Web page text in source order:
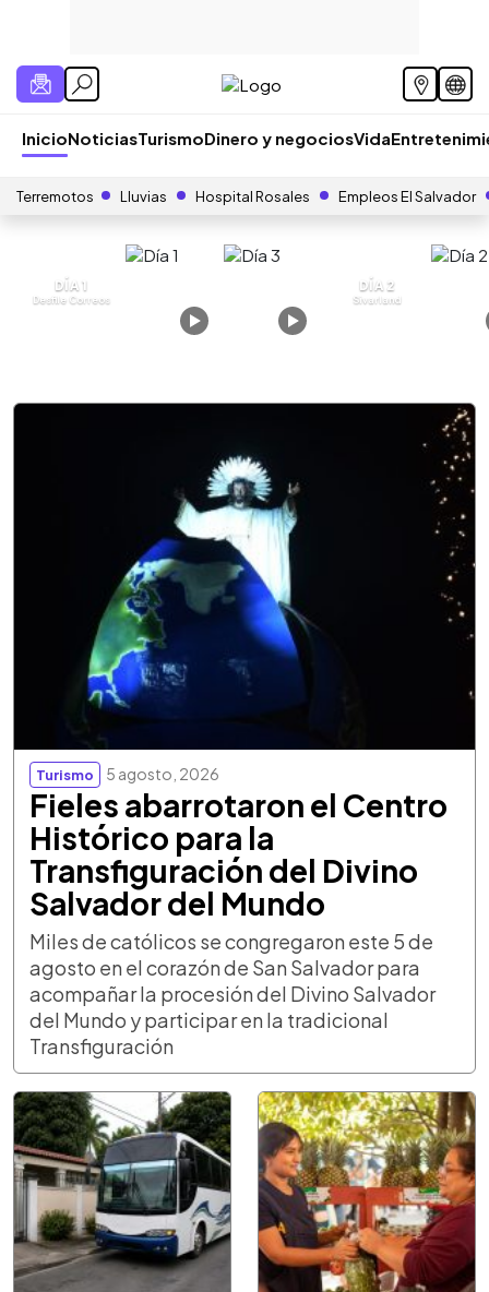
InicioNoticiasTurismoDinero y negociosVida
Terremotos Lluvias Hospital Rosales Empleos El Salvador
DÍA 1
Desfile Correos
DÍA 2
Sivarland
Turismo 5 agosto, 2026
Fieles abarrotaron el Centro
Histórico para la
Transfiguración del Divino
Salvador del Mundo
Miles de católicos se congregaron este 5 de
agosto en el corazón de San Salvador para
acompañar la procesión del Divino Salvador
del Mundo y participar en la tradicional
Transfiguración